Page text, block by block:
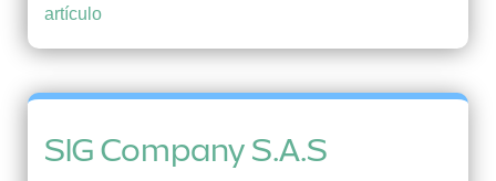
artículo
SIG Company S.A.S